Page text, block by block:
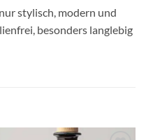
stylisch, modern und
besonders langlebig